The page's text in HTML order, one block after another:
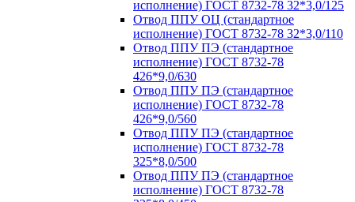
исполнение) ГОСТ 8732-78 32*3,0/125
Отвод ППУ ОЦ (стандартное
исполнение) ГОСТ 8732-78 32*3,0/110
Отвод ППУ ПЭ (стандартное
исполнение) ГОСТ 8732-78
426*9,0/630
Отвод ППУ ПЭ (стандартное
исполнение) ГОСТ 8732-78
426*9,0/560
Отвод ППУ ПЭ (стандартное
исполнение) ГОСТ 8732-78
325*8,0/500
Отвод ППУ ПЭ (стандартное
исполнение) ГОСТ 8732-78